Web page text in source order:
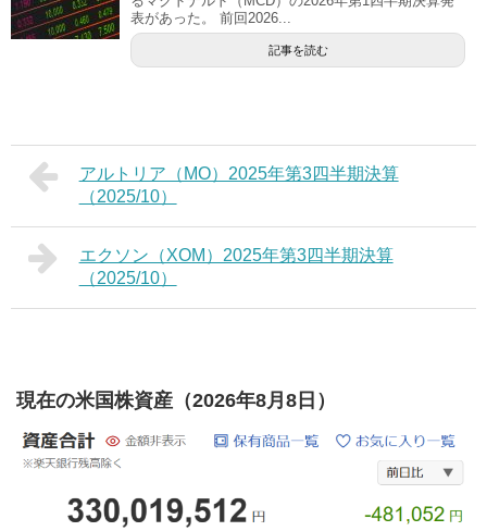
表があった。 前回2026...
記事を読む
アルトリア（MO）2025年第3四半期決算
（2025/10）
エクソン（XOM）2025年第3四半期決算
（2025/10）
現在の米国株資産（2026年8月8日）